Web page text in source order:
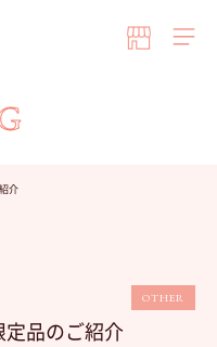
介
OTHER
品のご紹介